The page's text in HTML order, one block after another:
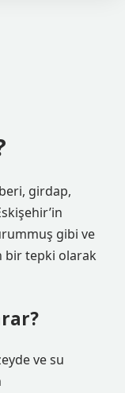
girdap,
gibi ve
bir tepki olarak
ve su